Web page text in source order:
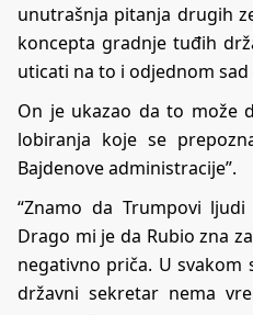
unutrašnja pitanja drugih
koncepta gradnje tuđih
uticati na to i odjednom sad
On je ukazao da to može
lobiranja koje se
Bajdenove administracije”.
“Znamo da Trumpovi
Drago mi je da Rubio zna
negativno priča. U svakom
državni sekretar nema